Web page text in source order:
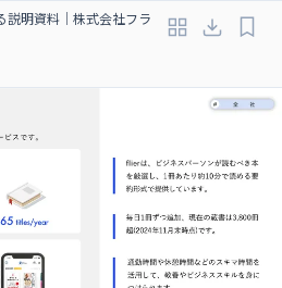
説明資料｜株式会社フラ